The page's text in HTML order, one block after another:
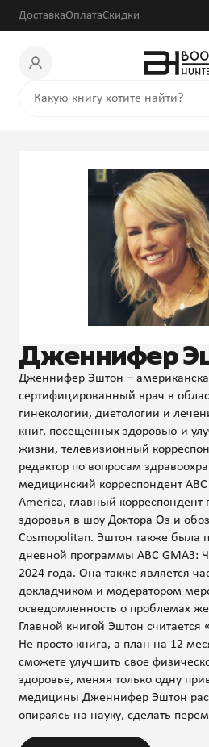
ДоставкаОплатаСкидки
Дженнифер
Дженнифер Эштон –
сертифицированный врач в
гинекологии, диетологии и
книг, посещенных здоровью и
жизни, телевизионный
редактор по вопросам
медицинский корреспондент
America, главный корреспондент
здоровья в шоу Доктора Оз и
Cosmopolitan. Эштон также была
дневной программы ABC GMA3:
2024 года. Она также является
докладчиком и модератором
осведомленность о проблемах
Главной книгой Эштон считается
Не просто книга, а план на 12
сможете улучшить свое
здоровье, меняя только одну
медицины Дженнифер Эштон
опираясь на науку, сделать